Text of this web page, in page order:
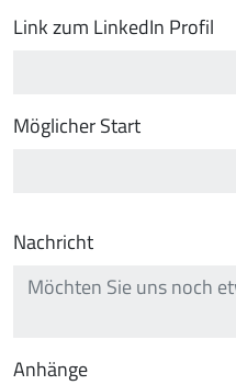
Link zum LinkedIn Profil
Möglicher Start
Nachricht
Anhänge